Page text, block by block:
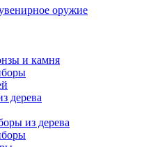
оружие
и камня
дерева
из дерева